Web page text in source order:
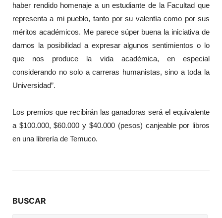
haber rendido homenaje a un estudiante de la Facultad que
representa a mi pueblo, tanto por su valentía como por sus
méritos académicos. Me parece súper buena la iniciativa de
darnos la posibilidad a expresar algunos sentimientos o lo
que nos produce la vida académica, en especial
considerando no solo a carreras humanistas, sino a toda la
Universidad”.
Los premios que recibirán las ganadoras será el equivalente
a $100.000, $60.000 y $40.000 (pesos) canjeable por libros
en una librería de Temuco.
BUSCAR